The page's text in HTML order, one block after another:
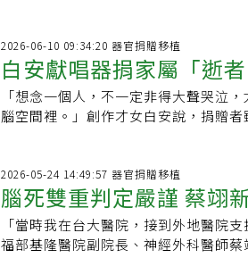
可能開啟討論。
2026-06-10 09:34:20 器官捐贈移植
白安獻唱器捐家屬「逝者
「想念一個人，不一定非得大聲哭泣
腦空間裡。」創作才女白安說，捐贈
2026-05-24 14:49:57 器官捐贈移植
腦死雙重判定嚴謹 蔡翊
「當時我在台大醫院，接到外地醫院
福部基隆醫院副院長、神經外科醫師